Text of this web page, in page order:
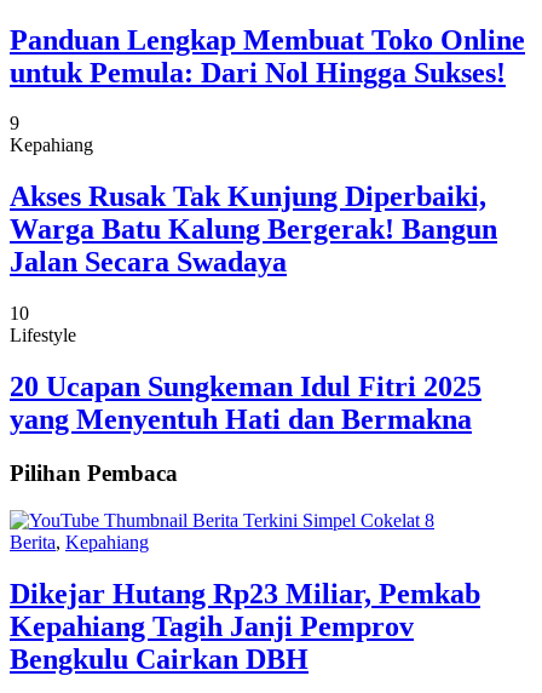
Panduan Lengkap Membuat Toko Online
untuk Pemula: Dari Nol Hingga Sukses!
9
Kepahiang
Akses Rusak Tak Kunjung Diperbaiki,
Warga Batu Kalung Bergerak! Bangun
Jalan Secara Swadaya
10
Lifestyle
20 Ucapan Sungkeman Idul Fitri 2025
yang Menyentuh Hati dan Bermakna
Pilihan Pembaca
Berita, Kepahiang
Dikejar Hutang Rp23 Miliar, Pemkab
Kepahiang Tagih Janji Pemprov
Bengkulu Cairkan DBH